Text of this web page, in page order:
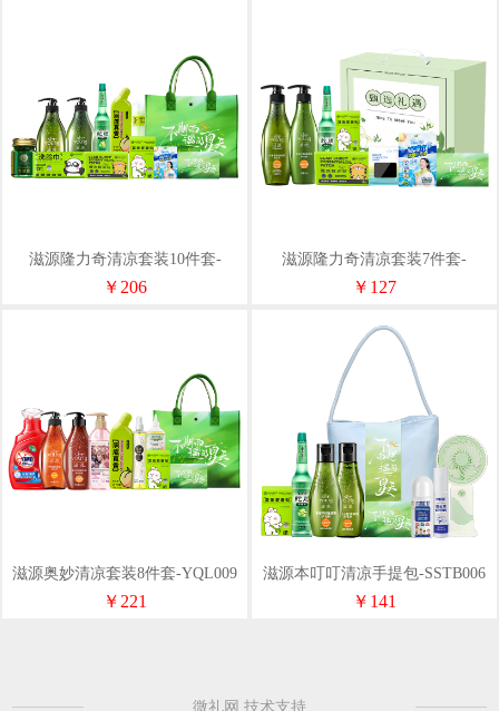
滋源隆力奇清凉套装10件套-
YQL008
￥206
滋源隆力奇清凉套装7件套-
YLH004
￥127
滋源奥妙清凉套装8件套-YQL009
￥221
滋源本叮叮清凉手提包-SSTB006
￥141
微礼网 技术支持